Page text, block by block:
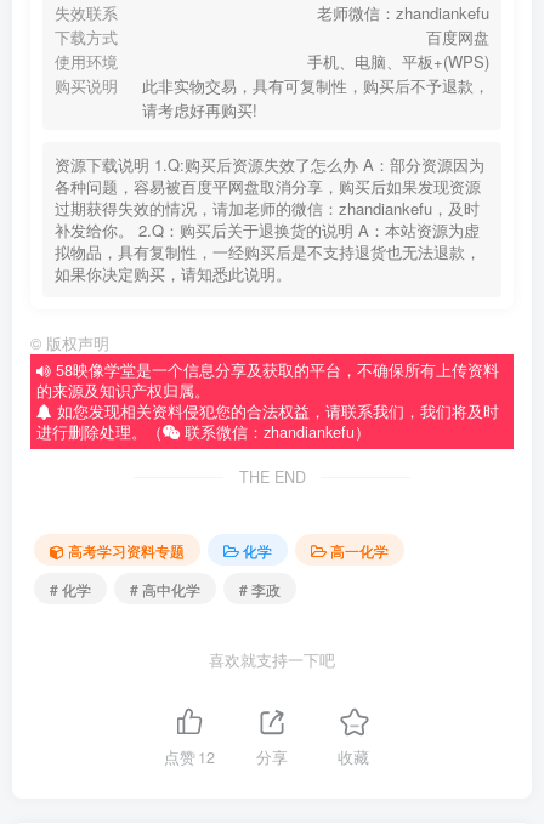
失效联系
老师微信：zhandiankefu
下载方式
百度网盘
使用环境
手机、电脑、平板+(WPS)
购买说明
此非实物交易，具有可复制性，购买后不予退款，
请考虑好再购买!
资源下载说明 1.Q:购买后资源失效了怎么办 A：部分资源因为
各种问题，容易被百度平网盘取消分享，购买后如果发现资源
过期获得失效的情况，请加老师的微信：zhandiankefu，及时
补发给你。 2.Q：购买后关于退换货的说明 A：本站资源为虚
拟物品，具有复制性，一经购买后是不支持退货也无法退款，
如果你决定购买，请知悉此说明。
© 版权声明
58映像学堂是一个信息分享及获取的平台，不确保所有上传资料
的来源及知识产权归属。
如您发现相关资料侵犯您的合法权益，请联系我们，我们将及时
进行删除处理。（
联系微信：zhandiankefu）
THE END
高考学习资料专题 化学
高一化学
# 化学
# 高中化学 # 李政
喜欢就支持一下吧
点赞12 分享 收藏